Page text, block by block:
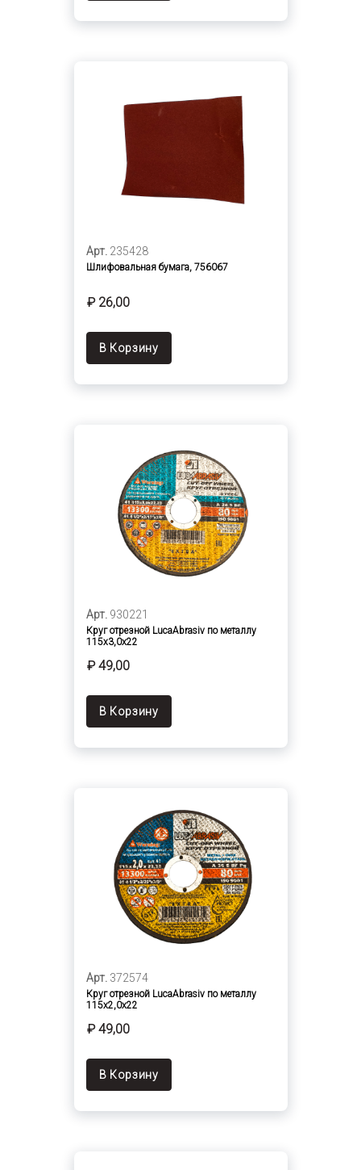
Арт. 235428
Шлифовальная бумага, 756067
₽ 26,00
В Корзину
Арт. 930221
Круг отрезной LucaAbrasiv по металлу
115х3,0х22
₽ 49,00
В Корзину
Арт. 372574
Круг отрезной LucaAbrasiv по металлу
115х2,0х22
₽ 49,00
В Корзину